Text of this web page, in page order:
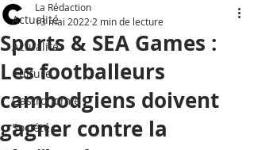
Actualité
Actualité
Culture
Gastronomie
Société
Sports & SEA Games :
Les footballeurs
cambodgiens doivent
gagner contre la
La Rédaction
13 mai 2022 2 min de lecture